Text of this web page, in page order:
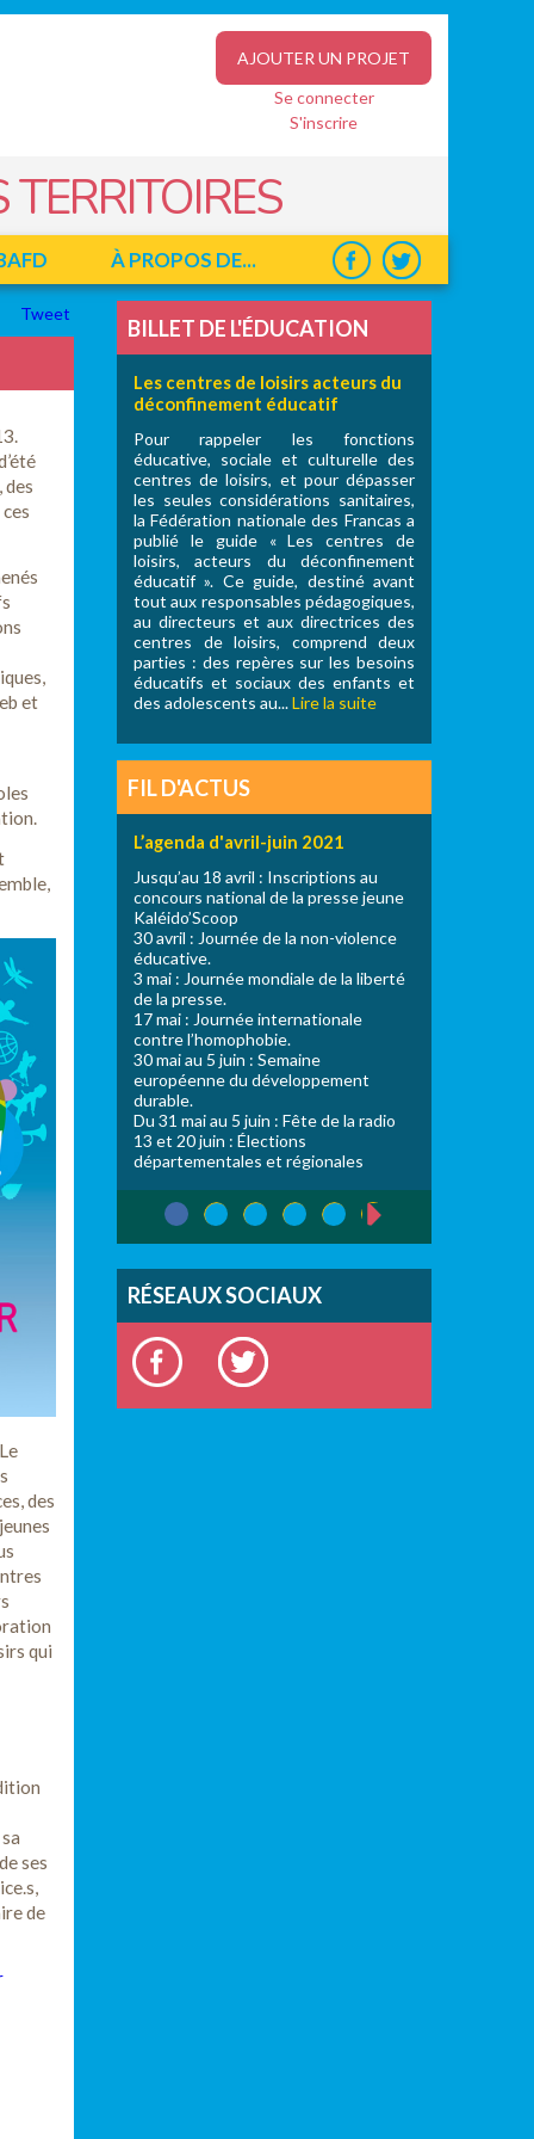
AJOUTER UN PROJET
Se connecter
S'inscrire
À PROPOS DE...
Tweet
des
et
des
qui
ses
de
BILLET DE L'ÉDUCATION
Les centres de loisirs acteurs du
déconfinement éducatif
Pour rappeler les fonctions
éducative, sociale et culturelle des
centres de loisirs, et pour dépasser
les seules considérations sanitaires,
la Fédération nationale des Francas a
publié le guide « Les centres de
loisirs, acteurs du déconfinement
éducatif ». Ce guide, destiné avant
tout aux responsables pédagogiques,
au directeurs et aux directrices des
centres de loisirs, comprend deux
parties : des repères sur les besoins
éducatifs et sociaux des enfants et
des adolescents au...Lire la suite
FIL D'ACTUS
L’agenda d'avril-juin 2021
Jusqu’au 18 avril : Inscriptions au
concours national de la presse jeune
Kaléido’Scoop
30 avril : Journée de la non-violence
éducative.
3 mai : Journée mondiale de la liberté
de la presse.
17 mai : Journée internationale
contre l’homophobie.
30 mai au 5 juin : Semaine
européenne du développement
durable.
Du 31 mai au 5 juin : Fête de la radio
13 et 20 juin : Élections
départementales et régionales
PAGES
RÉSEAUX SOCIAUX